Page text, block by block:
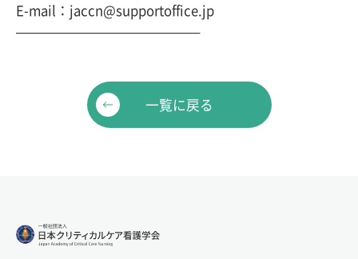
E-mail：jaccn@supportoffice.jp
—————————————–
一覧に戻る